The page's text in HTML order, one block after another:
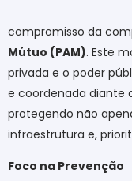
compromisso da
Mútuo (PAM). Este
privada e o poder
e coordenada diante
protegendo não
infraestrutura e,
Foco na Prevenção